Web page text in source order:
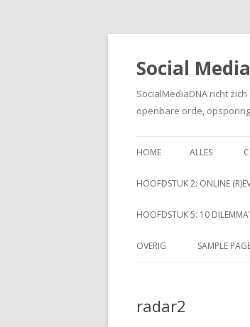
Social
SocialMediaDNA richt
openbare orde,
HOME ALLES
HOOFDSTUK 2: ONLINE
HOOFDSTUK 5: 10
OVERIG SAMPLE
radar2